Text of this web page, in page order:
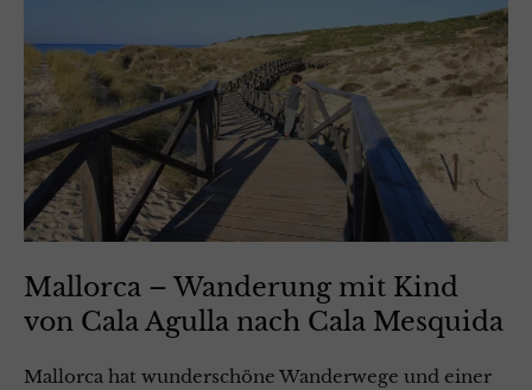
Mallorca – Wanderung mit Kind
von Cala Agulla nach Cala Mesquida
Mallorca hat wunderschöne Wanderwege und einer